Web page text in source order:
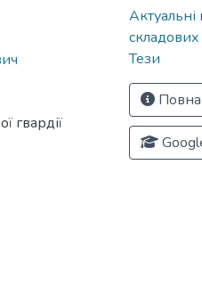
гвардії
Актуальні
Тези